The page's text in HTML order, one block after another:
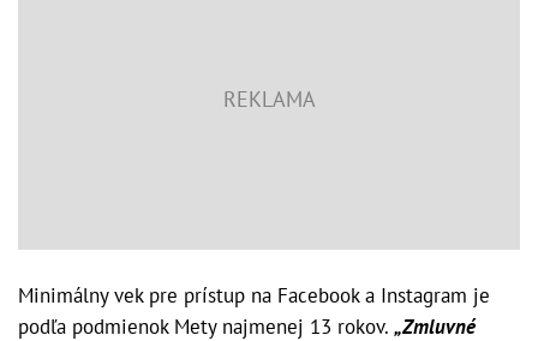
Minimálny vek pre prístup na Facebook a Instagram je
podľa podmienok Mety najmenej 13 rokov. „Zmluvné